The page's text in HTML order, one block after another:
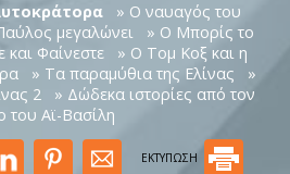
» Ο ναυαγός του
μεγαλώνει
» Ο Μπορίς το
και Φαίνεστε
» Ο Τομ Κοξ και η
» Τα παραμύθια της Ελίνας
»
2
» Δώδεκα ιστορίες από τον
του Αϊ-Βασίλη
ΕΚΤΥΠΩΣΗ